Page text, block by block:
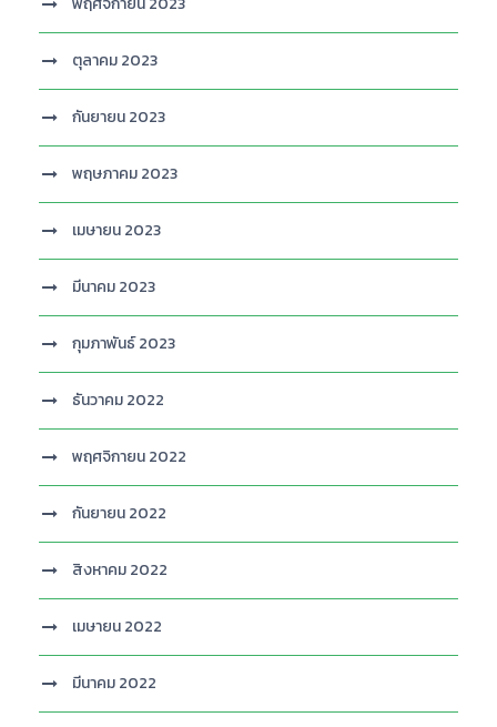
ตุลาคม 2023
กันยายน 2023
พฤษภาคม 2023
เมษายน 2023
มีนาคม 2023
กุมภาพันธ์ 2023
ธันวาคม 2022
พฤศจิกายน 2022
กันยายน 2022
สิงหาคม 2022
เมษายน 2022
มีนาคม 2022